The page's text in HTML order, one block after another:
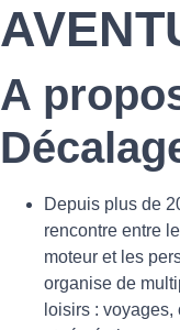
A
Depuis plus de
rencontre entre
moteur et les
organise de
loisirs :